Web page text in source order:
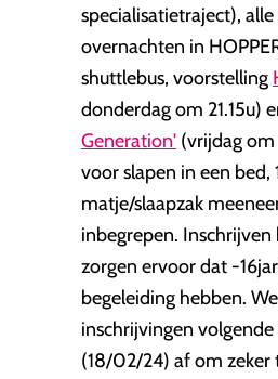
specialisatietraject),
overnachten in
shuttlebus, voorstelling
donderdag om 21.15u)
Generation' (vrijdag
voor slapen in een bed,
matje/slaapzak
inbegrepen. Inschrijven
zorgen ervoor dat -
begeleiding hebben.
inschrijvingen
(18/02/24) af om zeker